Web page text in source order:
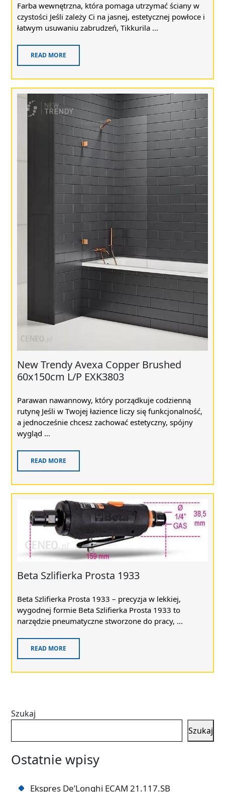
Farba wewnętrzna, która pomaga utrzymać ściany w
czystości Jeśli zależy Ci na jasnej, estetycznej powłoce i
łatwym usuwaniu zabrudzeń, Tikkurila ...
READ MORE
New Trendy Avexa Copper Brushed
60x150cm L/P EXK3803
Parawan nawannowy, który porządkuje codzienną
rutynę Jeśli w Twojej łazience liczy się funkcjonalność,
a jednocześnie chcesz zachować estetyczny, spójny
wygląd ...
READ MORE
Beta Szlifierka Prosta 1933
Beta Szlifierka Prosta 1933 – precyzja w lekkiej,
wygodnej formie Beta Szlifierka Prosta 1933 to
narzędzie pneumatyczne stworzone do pracy, ...
READ MORE
Szukaj
Szukaj
Ostatnie wpisy
Ekspres De’Longhi ECAM 21.117.SB